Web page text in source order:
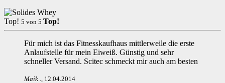
Top! 5 von 5 Top!
Für mich ist das Fitnesskaufhaus mittlerweile die erste
Anlaufstelle für mein Eiweiß. Günstig und sehr
schneller Versand. Scitec schmeckt mir auch am besten
Maik 12.04.2014